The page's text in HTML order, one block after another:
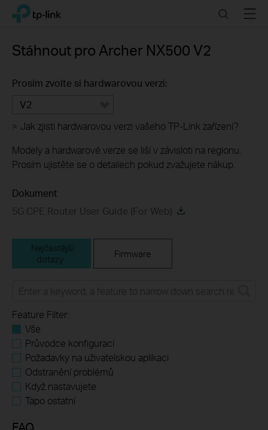
Click
navigation
TP-Link, Reliably Smart SearchMenu
Stáhnout pro Archer NX500 V2
Prosím zvolte si hardwarovou verzi:
V2
> Jak zjisti hardwarovou verzi vašeho TP-Link zařízení?
Modely a hardwarové verze se liší v závisloti na regionu.
Prosím ujistěte se o detailech pokud zvažujete nákup.
Dokument
5G CPE Router User Guide (For Web)
Nejčastější
dotazy
Firmware
Feature Filter:
Vše
Průvodce konfigurací
Požadavky na uživatelskou aplikaci
Odstranění problémů
Když nastavujete
Tapo ostatní